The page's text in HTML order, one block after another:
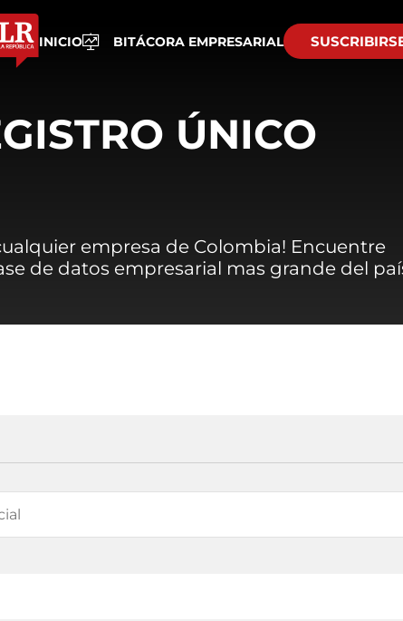
INICIO BITÁCORA EMPRESARIAL
ÚNICO
empresa de Colombia! Encuentre
de datos empresarial mas grande del